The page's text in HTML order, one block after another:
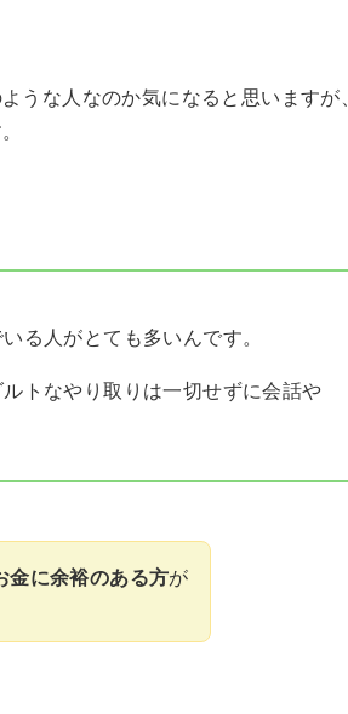
うな人なのか気になると思いますが、
る人がとても多いんです。
トなやり取りは一切せずに会話や
金に余裕のある方が